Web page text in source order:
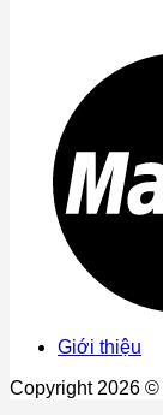
Giới thiệu
Copyright 2026 ©